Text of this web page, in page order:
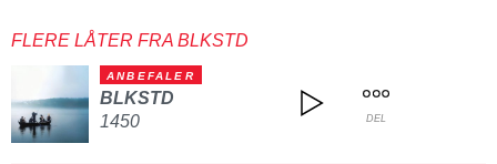
FLERE LÅTER FRA BLKSTD
ANBEFALER
BLKSTD
1450
DEL